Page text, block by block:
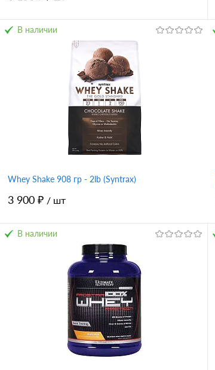
В корзину
Купить в 1 клик
Сравнение
Whey Shake 908 гр - 2lb (Syntrax)
3 900 ₽ / шт
В корзину
Купить в 1 клик
Сравнение
В избранное
В наличии
шоколад ваниль
В наличии